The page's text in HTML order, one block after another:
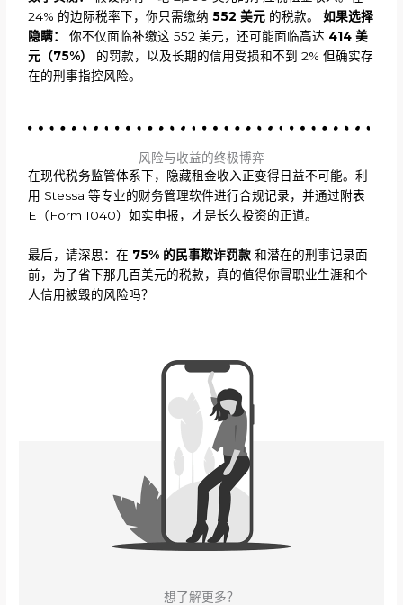
24% 的边际税率下，你只需缴纳552 美元 的税款。如果选择
隐瞒：
你不仅面临补缴这 552 美元，还可能面临高达 414 美
元（75%）
的罚款，以及长期的信用受损和不到 2% 但确实存
在的刑事指控风险。
风险与收益的终极博弈
在现代税务监管体系下，隐藏租金收入正变得日益不可能。利
用 Stessa 等专业的财务管理软件进行合规记录，并通过附表
E（Form 1040）如实申报，才是长久投资的正道。
最后，请深思：在 75% 的民事欺诈罚款 和潜在的刑事记录面
前，为了省下那几百美元的税款，真的值得你冒职业生涯和个
人信用被毁的风险吗？
想了解更多？